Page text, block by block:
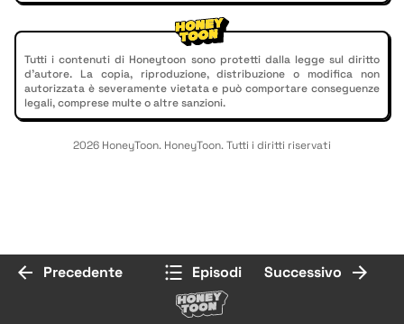
Tutti i contenuti di Honeytoon sono protetti dalla legge sul diritto
d'autore. La copia, riproduzione, distribuzione o modifica non
autorizzata è severamente vietata e può comportare conseguenze
legali, comprese multe o altre sanzioni.
2026 HoneyToon. HoneyToon. Tutti i diritti riservati
Precedente Episodi Successivo